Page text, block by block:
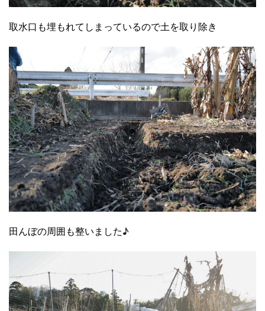
取水口も埋もれてしまっているので土を取り除き
田んぼの周囲も整いました♪